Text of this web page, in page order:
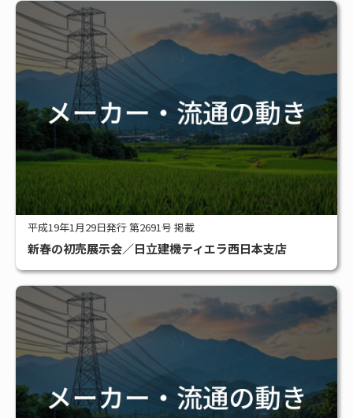
平成19年1月29日発行 第2691号 掲載
新春の初売展示会／日立建機ティエラ西日本支店